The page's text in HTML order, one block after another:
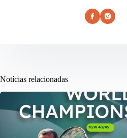
Notícias relacionadas